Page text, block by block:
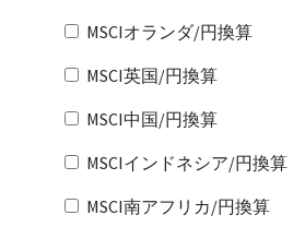
MSCIオランダ/円換算
MSCI英国/円換算
MSCI中国/円換算
MSCIインドネシア/円換算
MSCI南アフリカ/円換算